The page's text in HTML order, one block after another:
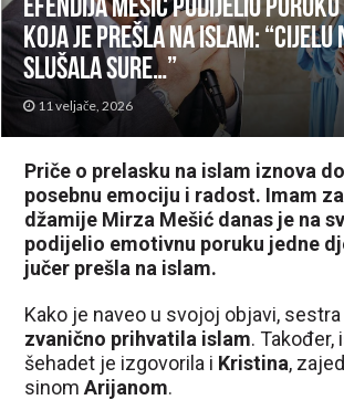
Efendija Mešić podijelio
koja je prešla na islam: “Cijelu
slušala sure…”
11 veljače, 2026
Priče o prelasku na islam iznova
posebnu emociju i radost. Imam
džamije Mirza Mešić danas je na
podijelio emotivnu poruku jedne
jučer prešla na islam.
Kako je naveo u svojoj objavi, sestra
zvanično prihvatila islam. Također,
šehadet je izgovorila i Kristina,
sinomArijanom.